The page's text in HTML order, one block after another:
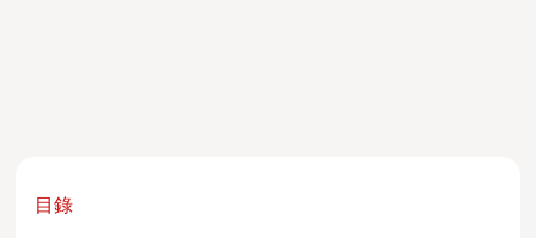
目錄